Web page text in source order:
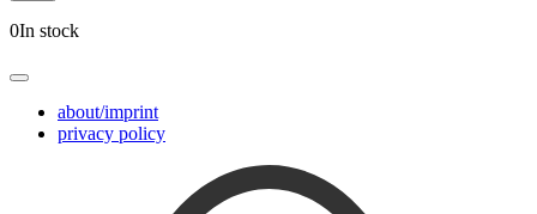
0In stock
about/imprint
privacy policy